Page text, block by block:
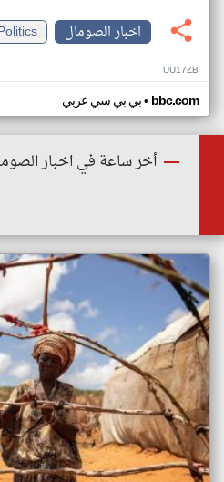
اخبار الصومال
UU17ZB
بي بي سي عربي• bbc.com
أخر ساعة في اخبار